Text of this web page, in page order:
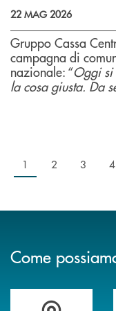
22 MAG 2026
Gruppo Cassa
campagna di
nazionale: “Oggi si
la cosa giusta. Da
1 2 3 4
Come
Accedi all' elenco